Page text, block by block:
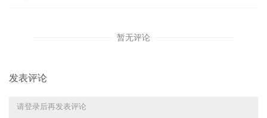
9810海外仓）收入确认复杂性等，也会导致数据差
暂无评论
发表评论